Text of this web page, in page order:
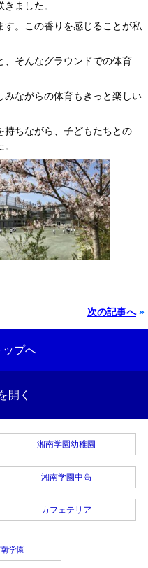
ました。
す。この香りを感じることが私
、そんなグラウンドでの体育
みながらの体育もきっと楽しい
持ちながら、子どもたちとの
次の記事へ»
プへ
開く
湘南学園幼稚園
湘南学園中高
カフェテリア
学園